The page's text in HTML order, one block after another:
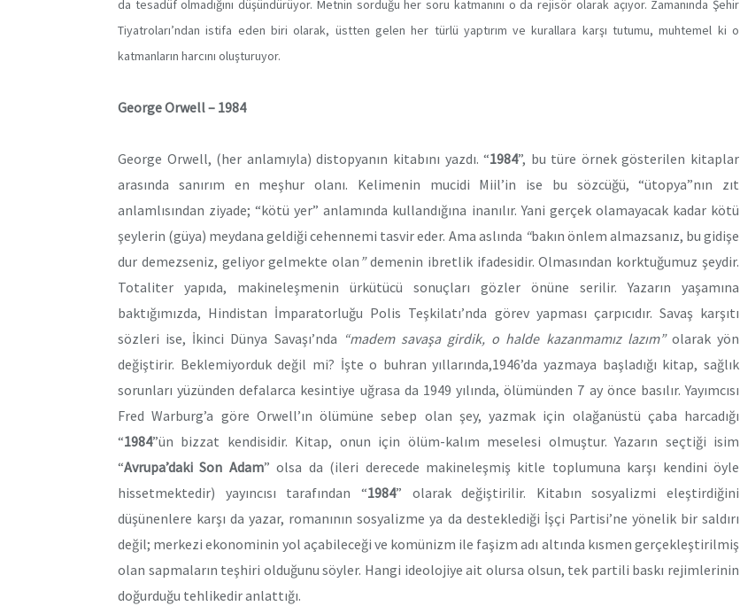
da tesadüf olmadığını düşündürüyor. Metnin sorduğu her soru katmanını o da rejisör olarak açıyor. Zamanında Şehir
Tiyatroları’ndan istifa eden biri olarak, üstten gelen her türlü yaptırım ve kurallara karşı tutumu, muhtemel ki o
katmanların harcını oluşturuyor.
George Orwell – 1984
George Orwell, (her anlamıyla) distopyanın kitabını yazdı. “1984”, bu türe örnek gösterilen kitaplar
arasında sanırım en meşhur olanı. Kelimenin mucidi Miil’in ise bu sözcüğü, “ütopya”nın zıt
anlamlısından ziyade; “kötü yer” anlamında kullandığına inanılır. Yani gerçek olamayacak kadar kötü
şeylerin (güya) meydana geldiği cehennemi tasvir eder. Ama aslında “bakın önlem almazsanız, bu gidişe
dur demezseniz, geliyor gelmekte olan ”demenin ibretlik ifadesidir. Olmasından korktuğumuz şeydir.
Totaliter yapıda, makineleşmenin ürkütücü sonuçları gözler önüne serilir. Yazarın yaşamına
baktığımızda, Hindistan İmparatorluğu Polis Teşkilatı’nda görev yapması çarpıcıdır. Savaş karşıtı
sözleri ise, İkinci Dünya Savaşı’nda “madem savaşa girdik, o halde kazanmamız lazım”olarak yön
değiştirir. Beklemiyorduk değil mi? İşte o buhran yıllarında,1946’da yazmaya başladığı kitap, sağlık
sorunları yüzünden defalarca kesintiye uğrasa da 1949 yılında, ölümünden 7 ay önce basılır. Yayımcısı
Fred Warburg’a göre Orwell’ın ölümüne sebep olan şey, yazmak için olağanüstü çaba harcadığı
“1984”ün bizzat kendisidir. Kitap, onun için ölüm-kalım meselesi olmuştur. Yazarın seçtiği isim
“Avrupa’daki Son Adam” olsa da (ileri derecede makineleşmiş kitle toplumuna karşı kendini öyle
hissetmektedir) yayıncısı tarafından “1984” olarak değiştirilir. Kitabın sosyalizmi eleştirdiğini
düşünenlere karşı da yazar, romanının sosyalizme ya da desteklediği İşçi Partisi’ne yönelik bir saldırı
değil; merkezi ekonominin yol açabileceği ve komünizm ile faşizm adı altında kısmen gerçekleştirilmiş
olan sapmaların teşhiri olduğunu söyler. Hangi ideolojiye ait olursa olsun, tek partili baskı rejimlerinin
doğurduğu tehlikedir anlattığı.